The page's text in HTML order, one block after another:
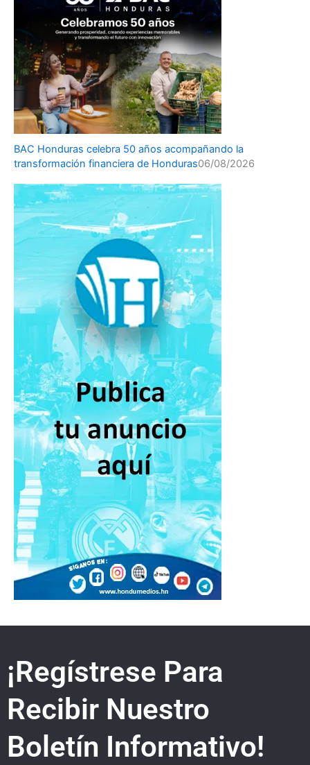
BAC Honduras celebra 50 años acompañando la
transformación financiera de Honduras06/08/2026
¡Regístrese Para
Recibir Nuestro
Boletín Informativo!